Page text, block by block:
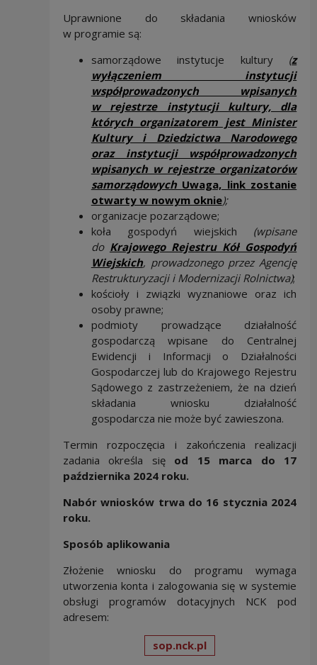
Uprawnione do składania wniosków
w programie są:
samorządowe instytucje kultury (z
wyłączeniem instytucji
współprowadzonych wpisanych
w rejestrze instytucji kultury, dla
których organizatorem jest Minister
Kultury i Dziedzictwa Narodowego
oraz instytucji współprowadzonych
wpisanych w rejestrze organizatorów
samorządowych Uwaga, link zostanie
otwarty w nowym oknieNote, the link will
);
organizacje pozarządowe;
koła gospodyń wiejskich (wpisane
do Krajowego Rejestru Kół Gospodyń
Wiejskich, prowadzonego przez Agencję
Restrukturyzacji i Modernizacji Rolnictwa);
kościoły i związki wyznaniowe oraz ich
osoby prawne;
podmioty prowadzące działalność
gospodarczą wpisane do Centralnej
Ewidencji i Informacji o Działalności
Gospodarczej lub do Krajowego Rejestru
Sądowego z zastrzeżeniem, że na dzień
składania wniosku działalność
gospodarcza nie może być zawieszona.
Termin rozpoczęcia i zakończenia realizacji
zadania określa sięod 15 marca do 17
października 2024 roku.
Nabór wniosków trwa do 16 stycznia 2024
roku.
Sposób aplikowania
Złożenie wniosku do programu wymaga
utworzenia konta i zalogowania się w systemie
obsługi programów dotacyjnych NCK pod
adresem:
sop.nck.pl